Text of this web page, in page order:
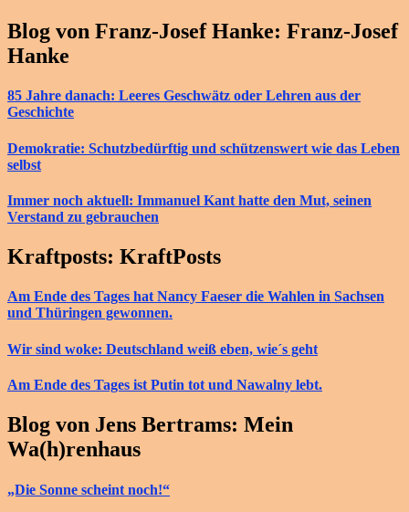
Blog von Franz-Josef Hanke: Franz-Josef
Hanke
85 Jahre danach: Leeres Geschwätz oder Lehren aus der
Geschichte
Demokratie: Schutzbedürftig und schützenswert wie das Leben
selbst
Immer noch aktuell: Immanuel Kant hatte den Mut, seinen
Verstand zu gebrauchen
Kraftposts: KraftPosts
Am Ende des Tages hat Nancy Faeser die Wahlen in Sachsen
und Thüringen gewonnen.
Wir sind woke: Deutschland weiß eben, wie´s geht
Am Ende des Tages ist Putin tot und Nawalny lebt.
Blog von Jens Bertrams: Mein
Wa(h)renhaus
„Die Sonne scheint noch!“